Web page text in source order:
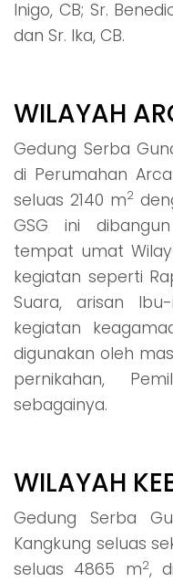
Inigo, CB; Sr.
dan Sr. Ika, CB.
WILAYAH
Gedung Serba
di Perumahan
seluas 2140 m2
GSG ini
tempat umat
kegiatan seperti
Suara, arisan
kegiatan
digunakan oleh
pernikahan,
sebagainya.
WILAYAH
Gedung Serba
Kangkung seluas
seluas 4865 m2,